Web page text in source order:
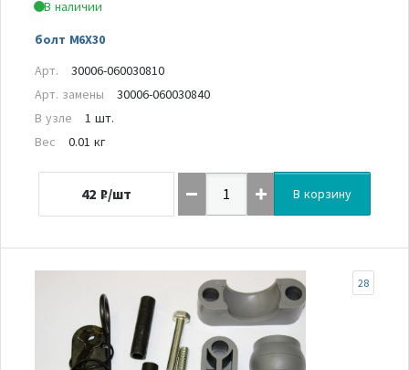
В наличии
болт M6X30
Арт.
30006-060030810
Арт. замены
30006-060030840
В узле
1 шт.
Вес
0.01 кг
42 ₽/шт В корзину
28